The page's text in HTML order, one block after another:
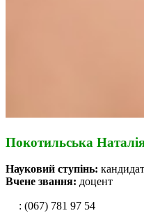
Покотильська
Науковий ступінь:
Вчене звання: доцент
: (067) 781 97 54